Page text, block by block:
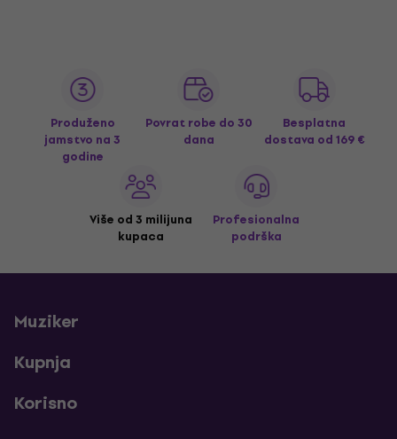
Produženo
jamstvo na 3
godine
Povrat robe do 30
dana
Besplatna
dostava od 169 €
Više od 3 milijuna
kupaca
Profesionalna
podrška
Muziker
Kupnja
Korisno